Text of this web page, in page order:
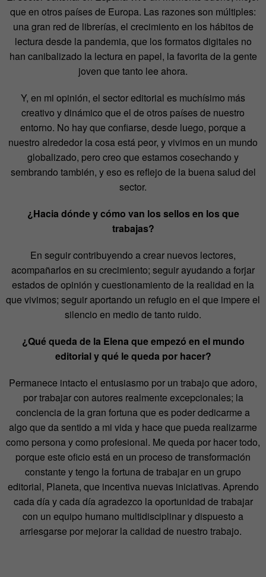
que en otros países de Europa. Las razones son múltiples:
una gran red de librerías, el crecimiento en los hábitos de
lectura desde la pandemia, que los formatos digitales no
han canibalizado la lectura en papel, la favorita de la gente
joven que tanto lee ahora.
Y, en mi opinión, el sector editorial es muchísimo más
creativo y dinámico que el de otros países de nuestro
entorno. No hay que confiarse, desde luego, porque a
nuestro alrededor la cosa está peor, y vivimos en un mundo
globalizado, pero creo que estamos cosechando y
sembrando también, y eso es reflejo de la buena salud del
sector.
¿Hacia dónde y cómo van los sellos en los que
trabajas?
En seguir contribuyendo a crear nuevos lectores,
acompañarlos en su crecimiento; seguir ayudando a forjar
estados de opinión y cuestionamiento de la realidad en la
que vivimos; seguir aportando un refugio en el que impere el
silencio en medio de tanto ruido.
¿Qué queda de la Elena que empezó en el mundo
editorial y qué le queda por hacer?
Permanece intacto el entusiasmo por un trabajo que adoro,
por trabajar con autores realmente excepcionales; la
conciencia de la gran fortuna que es poder dedicarme a
algo que da sentido a mi vida y hace que pueda realizarme
como persona y como profesional. Me queda por hacer todo,
porque este oficio está en un proceso de transformación
constante y tengo la fortuna de trabajar en un grupo
editorial, Planeta, que incentiva nuevas iniciativas. Aprendo
cada día y cada día agradezco la oportunidad de trabajar
con un equipo humano multidisciplinar y dispuesto a
arriesgarse por mejorar la calidad de nuestro trabajo.